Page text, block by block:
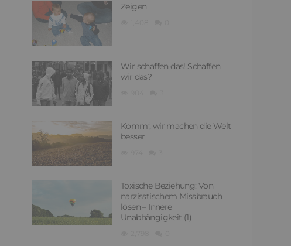
Zeigen
Wir schaffen das! Schaffen
wir das?
Komm‘, wir machen die Welt
besser
Toxische Beziehung: Von
narzisstischem Missbrauch
lösen – Innere
Unabhängigkeit (1)